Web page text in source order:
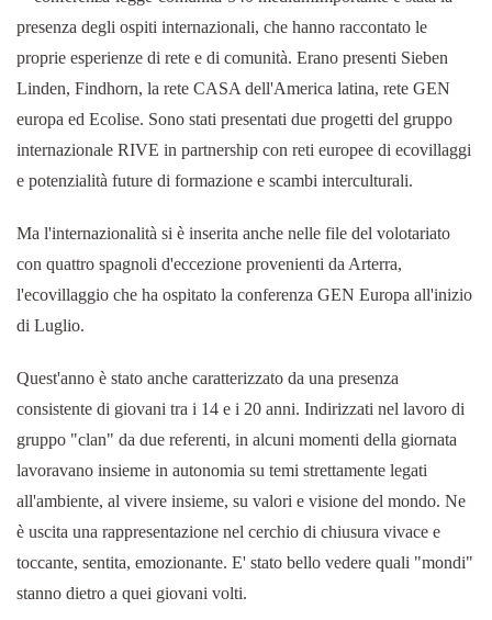
presenza degli ospiti internazionali, che hanno raccontato le
proprie esperienze di rete e di comunità. Erano presenti Sieben
Linden, Findhorn, la rete CASA dell'America latina, rete GEN
europa ed Ecolise. Sono stati presentati due progetti del gruppo
internazionale RIVE in partnership con reti europee di ecovillaggi
e potenzialità future di formazione e scambi interculturali.
Ma l'internazionalità si è inserita anche nelle file del volotariato
con quattro spagnoli d'eccezione provenienti da Arterra,
l'ecovillaggio che ha ospitato la conferenza GEN Europa all'inizio
di Luglio.
Quest'anno è stato anche caratterizzato da una presenza
consistente di giovani tra i 14 e i 20 anni. Indirizzati nel lavoro di
gruppo "clan" da due referenti, in alcuni momenti della giornata
lavoravano insieme in autonomia su temi strettamente legati
all'ambiente, al vivere insieme, su valori e visione del mondo. Ne
è uscita una rappresentazione nel cerchio di chiusura vivace e
toccante, sentita, emozionante. E' stato bello vedere quali "mondi"
stanno dietro a quei giovani volti.